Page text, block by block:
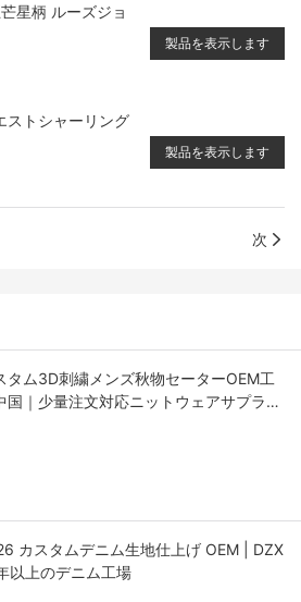
星柄 ルーズジョ
製品を表示します
ストシャーリング
製品を表示します
次
タム3D刺繍メンズ秋物セーターOEM工
国｜少量注文対応ニットウェアサプライ
カスタムデニム生地仕上げ OEM | DZX
以上のデニム工場